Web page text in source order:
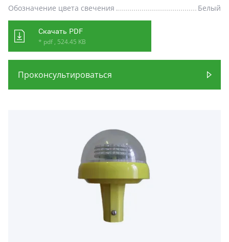
Обозначение цвета свечения
Белый
Скачать PDF
* pdf , 524.45 KB
Проконсультироваться